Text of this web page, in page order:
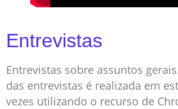
Entrevistas
Entrevistas sobre assuntos
das entrevistas é realizada em
vezes utilizando o recurso de